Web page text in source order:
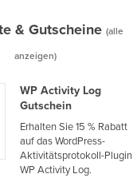
& Gutscheine (alle
anzeigen)
WP Activity Log
Gutschein
Erhalten Sie 15 % Rabatt
auf das WordPress-
Aktivitätsprotokoll-Plugin
WP Activity Log.